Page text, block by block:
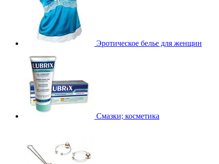
Эротическое белье для женщин
Смазки; косметика